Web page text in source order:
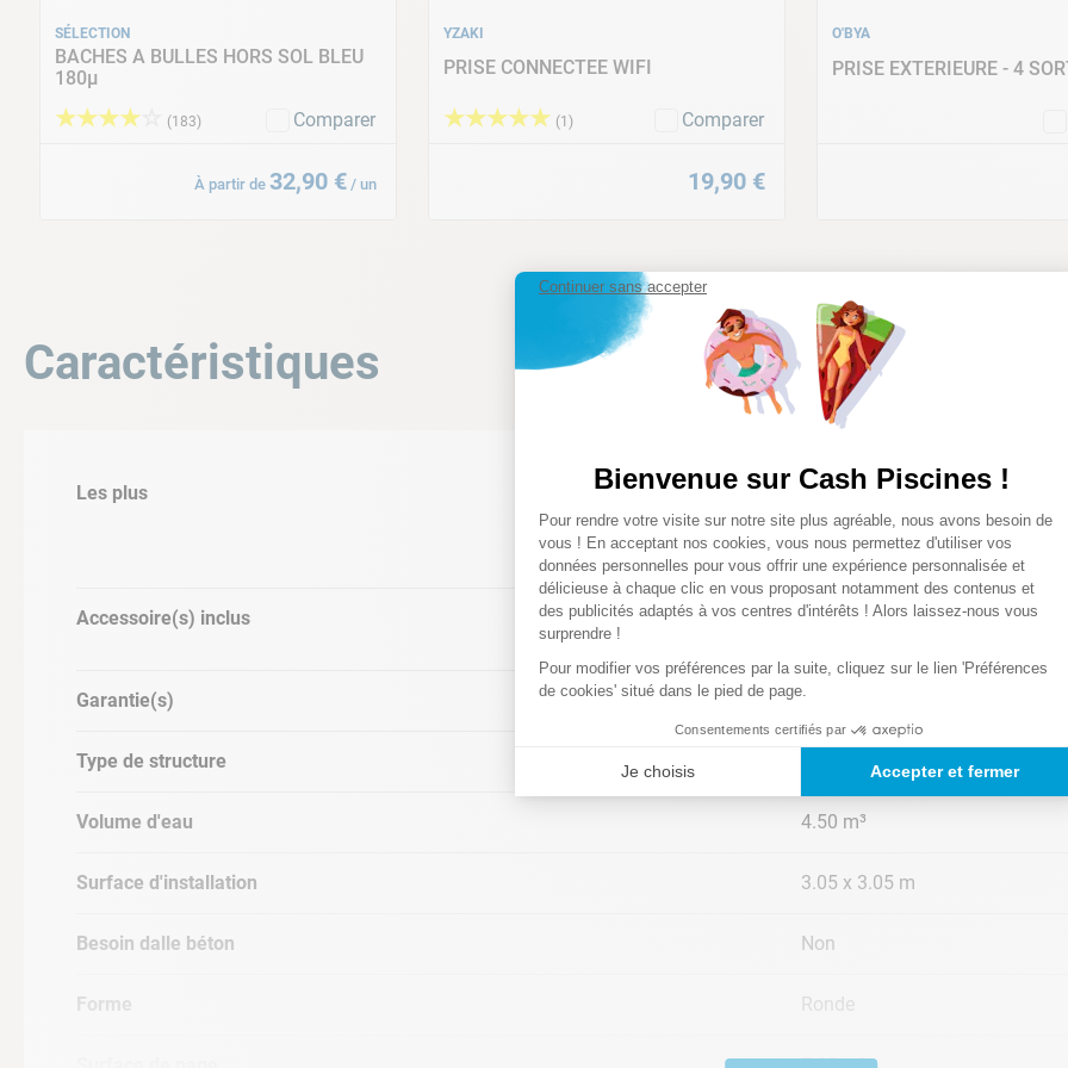
Installation facile et rapide Epurateur à cartouche 1 m3/h
Garantie 2ans
Pour faciliter l'entretien de votre
technologie hydroaération. Le
d'airaméliore la filtrationde
grosses : la filtration les
vitesse de nettoyage de votre
temps dans votre piscine et
SÉLECTION
BACHES A BULLES HORS SOL BLEU
180µ
★★★★ (183) Comparer
À partir de 32,90 € / un
YZAKI
PRISE CONNECTEE WIFI
★★★★★ (1 ) Comparer
19,90 €
O'BYA
PRISE EXTERIEURE - 4
Caractéristiques
Les plus
Hydroaération : Améliore la
Liner PVC triple épaisseur
Montage rapide
De nombreux accessoires inclus
Accessoire(s) inclus
1 Epurateur à cartouche
Garantie(s) 2 ans
Type de structure Tubulaire
Volume d'eau 4.50 m³
Surface d'installation 3.05 x 3.05 m
Besoin dalle béton Non
Forme Ronde
Continuer sans accepter
Bienvenue sur Cash Piscines !
Plateforme de Gestion du
Pour rendre votre visite sur notre site plus agréable, nous avons besoin de
vous ! En acceptant nos cookies, vous nous permettez d'utiliser vos
données personnelles pour vous offrir une expérience personnalisée et
délicieuse à chaque clic en vous proposant notamment des contenus et
des publicités adaptés à vos centres d'intérêts ! Alors laissez-nous vous
surprendre !
Pour modifier vos préférences par la suite, cliquez sur le lien 'Préférences
de cookies' situé dans le pied de page.
Consentements certifiés par
Je choisis Accepter et fermer
Axeptio consent